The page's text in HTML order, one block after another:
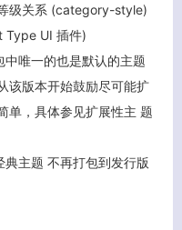
级关系 (category-style)
Type UI 插件)
中唯一的也是默认的主题
该版本开始鼓励尽可能扩
单，具体参见扩展性主 题
主题 不再打包到发行版